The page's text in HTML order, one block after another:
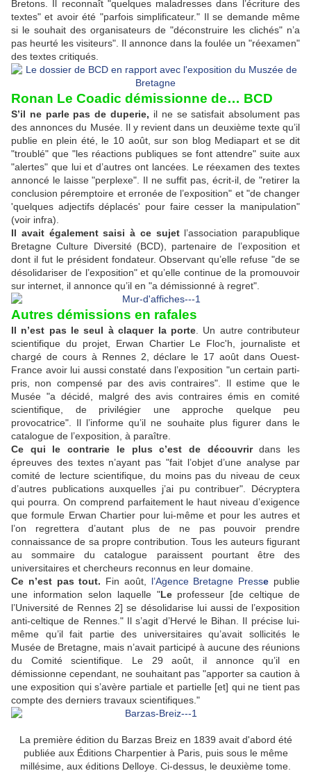
Bretons. Il reconnaît "quelques maladresses dans l’écriture des
textes" et avoir été "parfois simplificateur." Il se demande même
si le souhait des organisateurs de "déconstruire les clichés" n’a
pas heurté les visiteurs". Il annonce dans la foulée un "réexamen"
des textes critiqués.
Ronan Le Coadic démissionne de… BCD
S’il ne parle pas de duperie, il ne se satisfait absolument pas
des annonces du Musée. Il y revient dans un deuxième texte qu’il
publie en plein été, le 10 août, sur son blog Mediapart et se dit
"troublé" que "les réactions publiques se font attendre" suite aux
"alertes" que lui et d’autres ont lancées. Le réexamen des textes
annoncé le laisse "perplexe". Il ne suffit pas, écrit-il, de "retirer la
conclusion péremptoire et erronée de l’exposition" et "de changer
'quelques adjectifs déplacés' pour faire cesser la manipulation"
(voir infra).
Il avait également saisi à ce sujetl’association parapublique
Bretagne Culture Diversité (BCD), partenaire de l’exposition et
dont il fut le président fondateur. Observant qu’elle refuse "de se
désolidariser de l’exposition" et qu’elle continue de la promouvoir
sur internet, il annonce qu’il en "a démissionné à regret".
Autres démissions en rafales
Il n’est pas le seul à claquer la porte. Un autre contributeur
scientifique du projet, Erwan Chartier Le Floc'h, journaliste et
chargé de cours à Rennes 2, déclare le 17 août dans Ouest-
France avoir lui aussi constaté dans l’exposition "un certain parti-
pris, non compensé par des avis contraires". Il estime que le
Musée "a décidé, malgré des avis contraires émis en comité
scientifique, de privilégier une approche quelque peu
provocatrice". Il l’informe qu’il ne souhaite plus figurer dans le
catalogue de l’exposition, à paraître.
Ce qui le contrarie le plus c’est de découvrirdans les
épreuves des textes n’ayant pas "fait l’objet d’une analyse par
comité de lecture scientifique, du moins pas du niveau de ceux
d’autres publications auxquelles j’ai pu contribuer". Décryptera
qui pourra. On comprend parfaitement le haut niveau d’exigence
que formule Erwan Chartier pour lui-même et pour les autres et
l’on regrettera d’autant plus de ne pas pouvoir prendre
connaissance de sa propre contribution. Tous les auteurs figurant
au sommaire du catalogue paraissent pourtant être des
universitaires et chercheurs reconnus en leur domaine.
Ce n’est pas tout. Fin août, l’Agence Bretagne Presse publie
une information selon laquelle "Leprofesseur [de celtique de
l’Université de Rennes 2] se désolidarise lui aussi de l’exposition
anti-celtique de Rennes." Il s’agit d’Hervé le Bihan. Il précise lui-
même qu’il fait partie des universitaires qu’avait sollicités le
Musée de Bretagne, mais n’avait participé à aucune des réunions
du Comité scientifique. Le 29 août, il annonce qu’il en
démissionne cependant, ne souhaitant pas "apporter sa caution à
une exposition qui s’avère partiale et partielle [et] qui ne tient pas
compte des derniers travaux scientifiques."
La première édition du Barzas Breiz en 1839 avait d'abord été
publiée aux Éditions Charpentier à Paris, puis sous le même
millésime, aux éditions Delloye. Ci-dessus, le deuxième tome.